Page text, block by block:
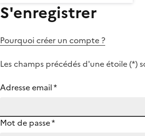
S'enregistrer
Pourquoi créer un compte ?
Les champs précédés d'une étoile (*)
Adresse email*
Mot de passe*